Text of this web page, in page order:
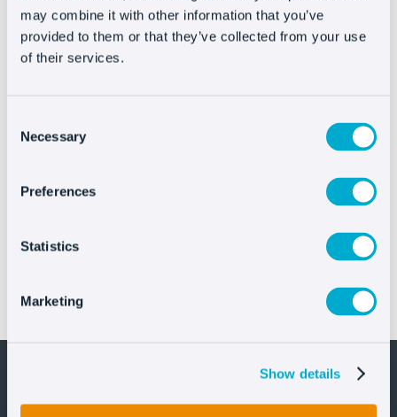
may combine it with other information that you’ve
provided to them or that they’ve collected from your use
of their services.
Selection
Necessary
Preferences
Statistics
Marketing
Show details
Nuevas features en Oct8ne: Cómo transformar tu
sitio web en un canal 100% conversacional e
interactivo
IFEMA MADRID mejora la atención digital en FITUR